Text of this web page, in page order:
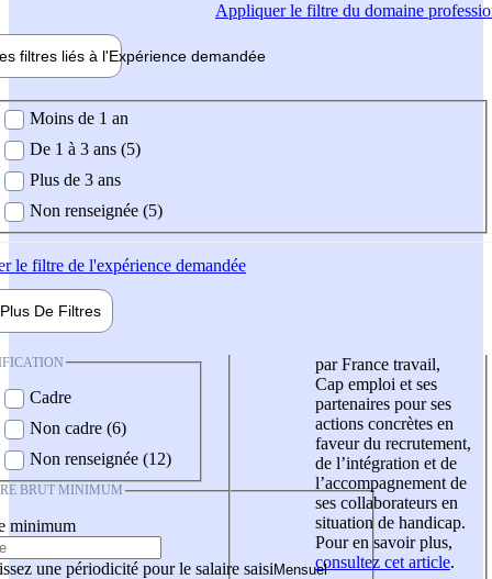
Appliquerle filtre du domaine
filtres liés à l'Expérience demandée
demandée
Moins de 1 an
De 1 à 3 ans (5)
Plus de 3 ans
Non renseignée (5)
le filtre de l'expérience demandée
Plus De Filtres
Cadre
Non cadre (6)
Non renseignée (12)
BRUT MINIMUM
minimum
une périodicité pour le salaire saisi
par France travail,
Cap emploi et ses
partenaires pour ses
actions concrètes en
faveur du recrutement,
de l’intégration et de
l’accompagnement de
ses collaborateurs en
situation de handicap.
Pour en savoir plus,
consultez cet article.